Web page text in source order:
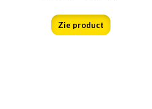
Zie product